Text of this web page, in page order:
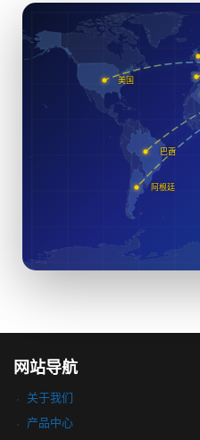
巴西
阿根廷
美国
网站导航
关于我们
产品中心